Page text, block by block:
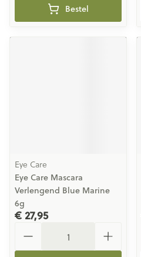
Bestel
Eye Care
Eye Care Mascara
Verlengend Blue Marine
6g
€ 27,95